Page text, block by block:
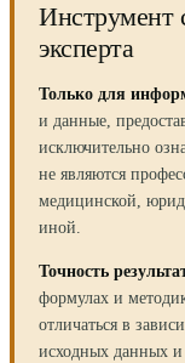
Инструмент
эксперта
Только для
и данные,
исключительно
не являются
медицинской,
иной.
Точность
формулах и
отличаться в
исходных данных